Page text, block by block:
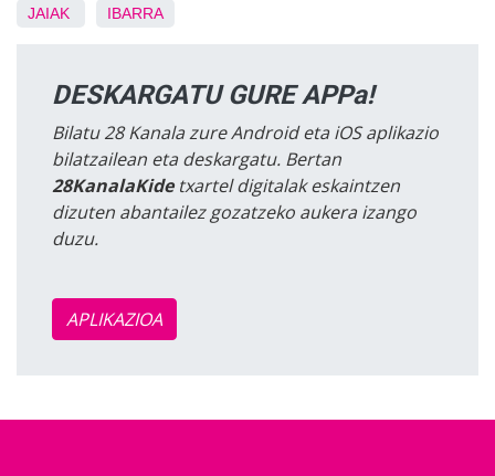
JAIAK IBARRA
DESKARGATU GURE APPa!
Bilatu 28 Kanala zure Android eta iOS aplikazio
bilatzailean eta deskargatu. Bertan
28KanalaKidetxartel digitalak eskaintzen
dizuten abantailez gozatzeko aukera izango
duzu.
APLIKAZIOA